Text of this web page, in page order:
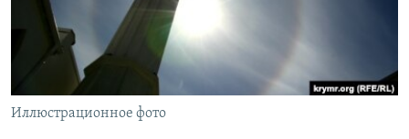
ПОБЕДИТЕЛЕЙ НЕ СУДЯТ?
КРЫМ.НЕПОКОРЕННЫЙ
УКРАИНСКАЯ ПРОБЛЕМА КРЫМА
ПРИСОЕДИНЯЙТЕСЬ!
Иллюстрационное фото